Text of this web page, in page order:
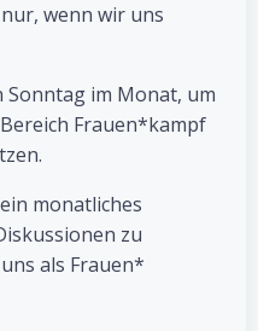
wenn wir uns
im Monat, um
Frauen*kampf
monatliches
zu
als Frauen*